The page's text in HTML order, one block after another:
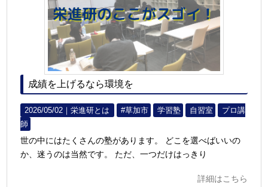
成績を上げるなら環境を
2026/05/02｜栄進研とは #草加市 学習塾 自習室
プロ講
師
世の中にはたくさんの塾があります。 どこを選べばいいの
か、迷うのは当然です。 ただ、一つだけはっきり
詳細はこちら